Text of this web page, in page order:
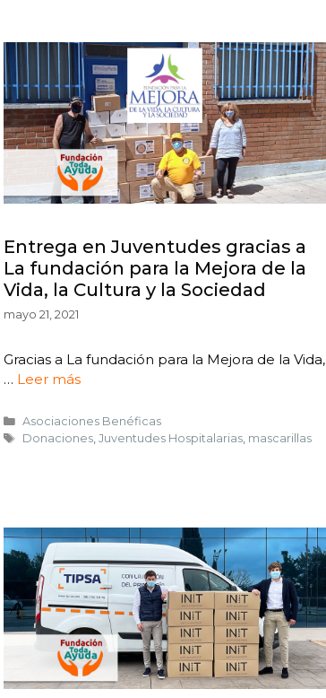
Entrega en Juventudes gracias a
La fundación para la Mejora de la
Vida, la Cultura y la Sociedad
mayo 21, 2021
Gracias a La fundación para la Mejora de la Vida,
… Leer más
Asociaciones Benéficas
Donaciones, Juventudes Hospitalarias, mascarillas